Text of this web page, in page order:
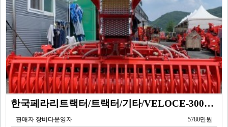
한국페라리트랙터/트랙터/기타/VELOCE-300PS500M2E/2022년식
판매자 장비다운영자 5780만원